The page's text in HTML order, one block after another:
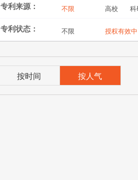
专利来源： 不限 高校 科
专利状态： 不限 授权有效中
按时间 按人气